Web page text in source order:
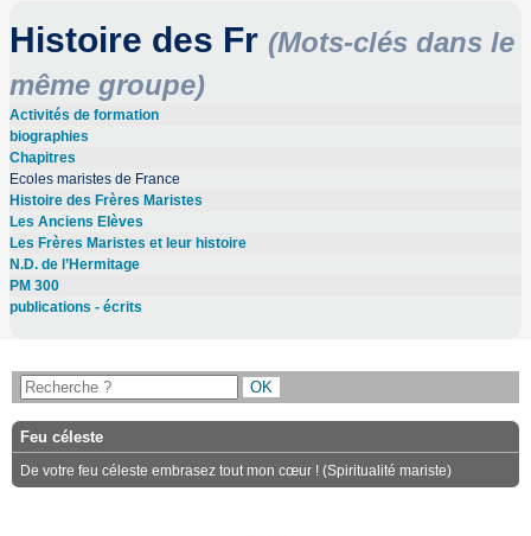
Histoire des Fr (Mots-clés dans le
même groupe)
Activités de formation
biographies
Chapitres
Ecoles maristes de France
Histoire des Frères Maristes
Les Anciens Elèves
Les Frères Maristes et leur histoire
N.D. de l’Hermitage
PM 300
publications - écrits
Feu céleste
De votre feu céleste embrasez tout mon cœur ! (Spiritualité mariste)